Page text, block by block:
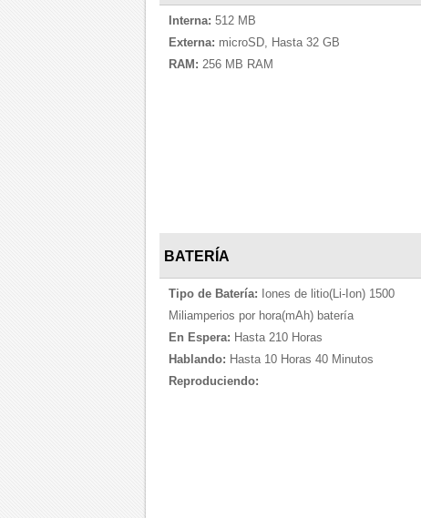
Interna: 512 MB
Externa: microSD, Hasta 32 GB
RAM: 256 MB RAM
BATERÍA
Tipo de Batería: Iones de litio(Li-Ion) 1500
Miliamperios por hora(mAh) batería
En Espera: Hasta 210 Horas
Hablando: Hasta 10 Horas 40 Minutos
Reproduciendo: